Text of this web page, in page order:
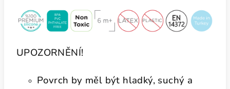
UPOZORNĚNÍ!
Povrch by měl být hladký, suchý a